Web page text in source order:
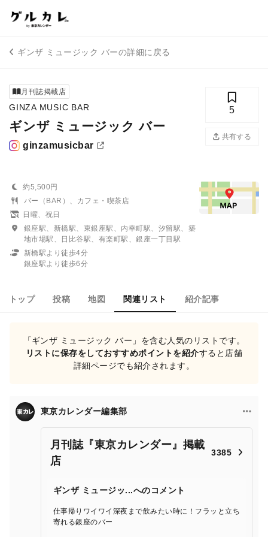
ギンザ ミュージック バーの詳細に戻る
月刊誌掲載店
GINZA MUSIC BAR
ギンザ ミュージック バー
ginzamusicbar
5
共有する
約5,500円
バー（BAR）、カフェ・喫茶店
日曜、祝日
銀座駅、新橋駅、東銀座駅、内幸町駅、汐留駅、築
地市場駅、日比谷駅、有楽町駅、銀座一丁目駅
新橋駅より徒歩4分
銀座駅より徒歩6分
トップ 投稿 地図 関連リスト 紹介記事
「ギンザ ミュージック バー」を含む人気のリストです。
リストに保存をしておすすめポイントを紹介すると店舗
詳細ページでも紹介されます。
東京カレンダー編集部
月刊誌『東京カレンダー』掲載
店
3385
ギンザ ミュージッ...へのコメント
仕事帰りワイワイ深夜まで飲みたい時に！フラッと立ち
寄れる銀座のバー